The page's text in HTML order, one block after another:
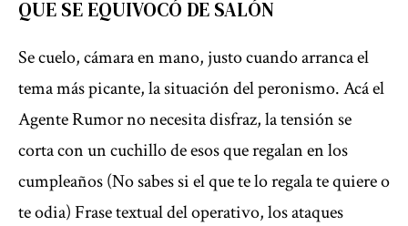
QUE SE EQUIVOCÓ DE SALÓN
Se cuelo, cámara en mano, justo cuando arranca el
tema más picante, la situación del peronismo. Acá el
Agente Rumor no necesita disfraz, la tensión se
corta con un cuchillo de esos que regalan en los
cumpleaños (No sabes si el que te lo regala te quiere o
te odia) Frase textual del operativo, los ataques